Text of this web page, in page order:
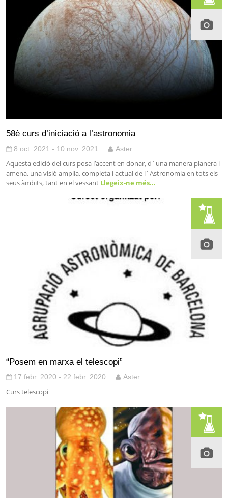
58è curs d’iniciació a l’astronomia
8 oct. 2021 - 10 nov. 2021 Aster
Aquesta edició del curs posa l’accent en donar, d´una manera planera i
amena, una visió amplia, completa i actual de l´Astronomia en tots els
seus àmbits, tant en el vessant Llegeix-ne més…
“Posem en marxa el telescopi”
17 febr. 2020 - 22 febr. 2020 Aster
Curs telescopi